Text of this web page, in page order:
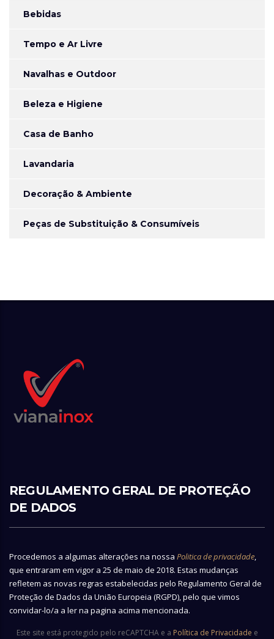
Bebidas
Tempo e Ar Livre
Navalhas e Outdoor
Beleza e Higiene
Casa de Banho
Lavandaria
Decoração & Ambiente
Peças de Substituição & Consumíveis
REGULAMENTO GERAL DE PROTEÇÃO
DE DADOS
Procedemos a algumas alterações na nossa Politica de privacidade,
que entraram em vigor a 25 de maio de 2018. Estas mudanças
refletem as novas regras estabelecidas pelo Regulamento Geral de
Proteção de Dados da União Europeia (RGPD), pelo que vimos
convidar-lo/a a ler na pagina acima mencionada.
Este site está protegido pelo reCAPTCHA e a Política de Privacidade e